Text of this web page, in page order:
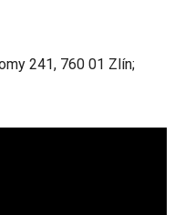
241, 760 01 Zlín;